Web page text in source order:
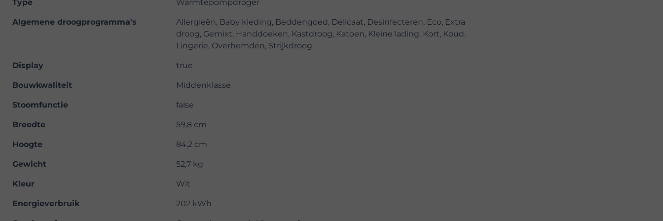
Type Warmtepompdroger
Algemene droogprogramma's
Allergieën, Baby kleding, Beddengoed, Delicaat, Desinfecteren, Eco, Extra
droog, Gemixt, Handdoeken, Kastdroog, Katoen, Kleine lading, Kort, Koud,
Lingerie, Overhemden, Strijkdroog
Display true
Bouwkwaliteit Middenklasse
Stoomfunctie false
Breedte 59,8 cm
Hoogte 84,2 cm
Gewicht 52,7 kg
Kleur Wit
Energieverbruik 202 kWh